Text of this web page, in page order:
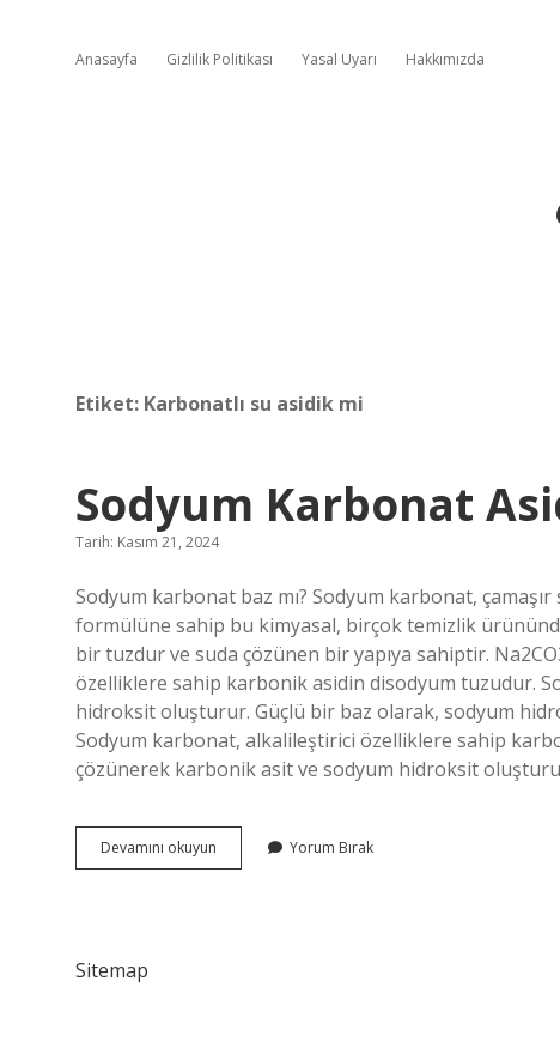
Anasayfa Gizlilik Politikası Yasal Uyarı Hakkımızda
Etiket: Karbonatlı su asidik mi
Sodyum Karbonat
Tarih: Kasım 21, 2024
Sodyum karbonat baz mı? Sodyum karbonat,
formülüne sahip bu kimyasal, birçok temizlik
bir tuzdur ve suda çözünen bir yapıya sahiptir.
özelliklere sahip karbonik asidin disodyum tuzudur.
hidroksit oluşturur. Güçlü bir baz olarak, sodyum
Sodyum karbonat, alkalileştirici özelliklere sahip
çözünerek karbonik asit ve sodyum hidroksit
Devamını okuyun Sodyum
Karbonat
Yorum Bırak
Sitemap